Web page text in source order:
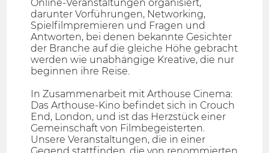
Online-Veranstaltungen organisiert,
darunter Vorführungen, Networking,
Spielfilmpremieren und Fragen und
Antworten, bei denen bekannte Gesichter
der Branche auf die gleiche Höhe gebracht
werden wie unabhängige Kreative, die nur
beginnen ihre Reise.
In Zusammenarbeit mit Arthouse Cinema:
Das Arthouse-Kino befindet sich in Crouch
End, London, und ist das Herzstück einer
Gemeinschaft von Filmbegeisterten.
Unsere Veranstaltungen, die in einer